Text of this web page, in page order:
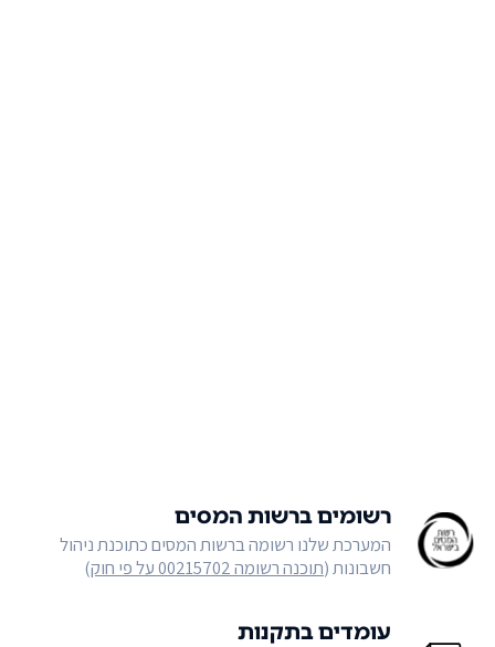
רשומים ברשות המסים
המערכת שלנו רשומה ברשות המסים כתוכנת ניהול
חשבונות (תוכנה רשומה 00215702 על פי חוק )
עומדים בתקנות